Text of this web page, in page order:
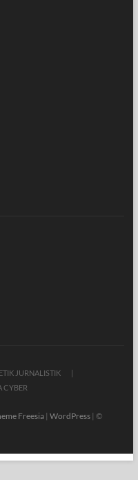
JURNALISTIK
CYBER
Freesia| WordPress| ©